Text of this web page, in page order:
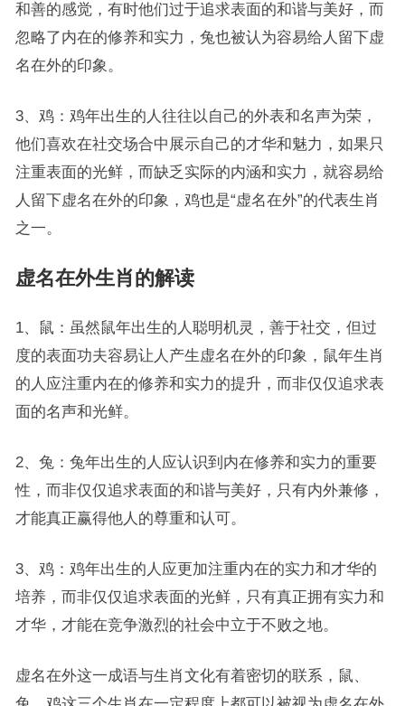
和善的感觉，有时他们过于追求表面的和谐与美好，而
忽略了内在的修养和实力，兔也被认为容易给人留下虚
名在外的印象。
3、鸡：鸡年出生的人往往以自己的外表和名声为荣，
他们喜欢在社交场合中展示自己的才华和魅力，如果只
注重表面的光鲜，而缺乏实际的内涵和实力，就容易给
人留下虚名在外的印象，鸡也是“虚名在外”的代表生肖
之一。
虚名在外生肖的解读
1、鼠：虽然鼠年出生的人聪明机灵，善于社交，但过
度的表面功夫容易让人产生虚名在外的印象，鼠年生肖
的人应注重内在的修养和实力的提升，而非仅仅追求表
面的名声和光鲜。
2、兔：兔年出生的人应认识到内在修养和实力的重要
性，而非仅仅追求表面的和谐与美好，只有内外兼修，
才能真正赢得他人的尊重和认可。
3、鸡：鸡年出生的人应更加注重内在的实力和才华的
培养，而非仅仅追求表面的光鲜，只有真正拥有实力和
才华，才能在竞争激烈的社会中立于不败之地。
虚名在外这一成语与生肖文化有着密切的联系，鼠、